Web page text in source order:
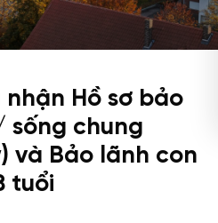
Hồ sơ bảo
sống chung
và Bảo lãnh con
tuổi